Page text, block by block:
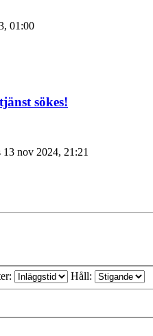
01:00
sökes!
13 nov 2024, 21:21
Håll: